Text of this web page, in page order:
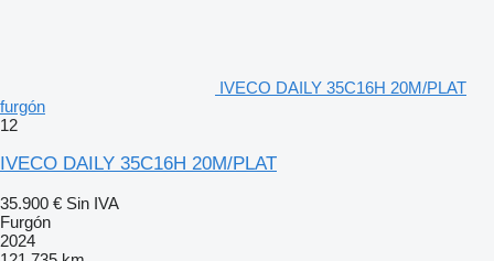
IVECO DAILY 35C16H 20M/PLAT
furgón
12
IVECO DAILY 35C16H 20M/PLAT
35.900 € Sin IVA
Furgón
2024